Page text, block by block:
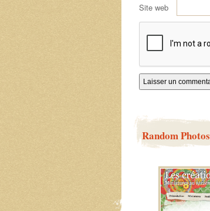
Site web
Random Photos